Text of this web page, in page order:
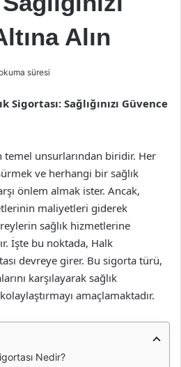
Alın
süresi
Sigortası: Sağlığınızı Güvence
temel unsurlarından biridir. Her
ve herhangi bir sağlık
önlem almak ister. Ancak,
maliyetleri giderek
sağlık hizmetlerine
İşte bu noktada, Halk
devreye girer. Bu sigorta türü,
karşılayarak sağlık
amaçlamaktadır.
Nedir?